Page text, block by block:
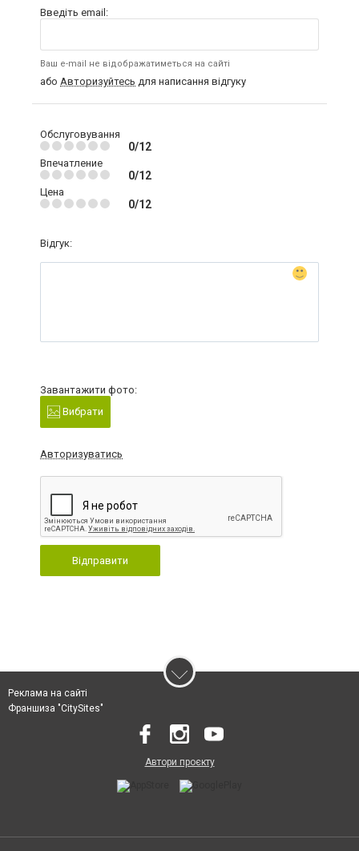
Введіть email:
Ваш e-mail не відображатиметься на сайті
або Авторизуйтесь для написання відгуку
Обслуговування
0/12
Впечатление
0/12
Цена
0/12
Відгук:
Завантажити фото:
Вибрати
Авторизуватись
Відправити
Реклама на сайті
Франшиза "CitySites"
Автори проєкту